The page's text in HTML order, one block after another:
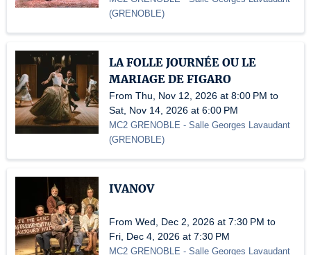
(GRENOBLE)
LA FOLLE JOURNÉE OU LE
MARIAGE DE FIGARO
From Thu, Nov 12, 2026 at 8:00 PM to
Sat, Nov 14, 2026 at 6:00 PM
MC2 GRENOBLE - Salle Georges Lavaudant
(GRENOBLE)
IVANOV
From Wed, Dec 2, 2026 at 7:30 PM to
Fri, Dec 4, 2026 at 7:30 PM
MC2 GRENOBLE - Salle Georges Lavaudant